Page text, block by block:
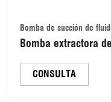
Bomba de succión de
Bomba extractora
combustible y fluido
CONSULTA